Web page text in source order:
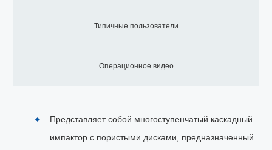
Типичные пользователи
Операционное видео
Представляет собой многоступенчатый каскадный
импактор с пористыми дисками, предназначенный